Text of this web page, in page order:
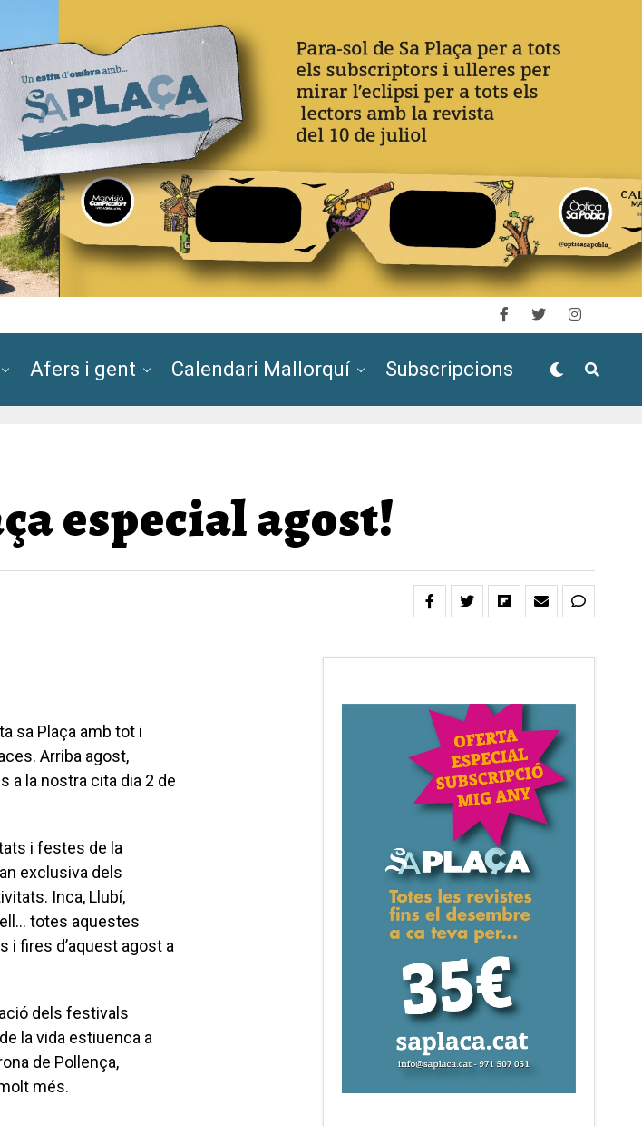
Afers i gent Calendari Mallorquí Subscripcions
especial agost!
sa Plaça amb tot i
Arriba agost,
a la nostra cita dia 2 de
i festes de la
exclusiva dels
Inca, Llubí,
totes aquestes
i fires d’aquest agost a
dels festivals
la vida estiuenca a
de Pollença,
més.